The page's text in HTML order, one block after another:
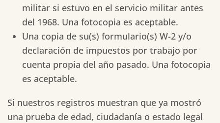
militar si estuvo en el servicio militar antes
del 1968. Una fotocopia es aceptable.
Una copia de su(s) formulario(s) W-2 y/o
declaración de impuestos por trabajo por
cuenta propia del año pasado. Una fotocopia
es aceptable.
Si nuestros registros muestran que ya mostró
una prueba de edad, ciudadanía o estado legal